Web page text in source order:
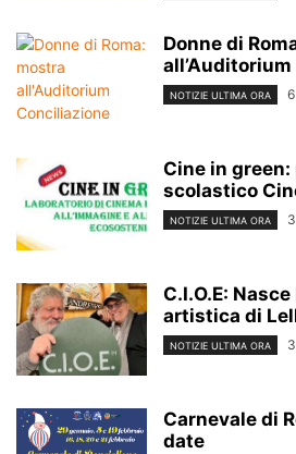
Donne di
NOTIZIE ULTIMA ORA
Cine in
scolastico
NOTIZIE ULTIMA ORA
C.I.O.E:
artistica di
NOTIZIE ULTIMA ORA
Carnevale di
date